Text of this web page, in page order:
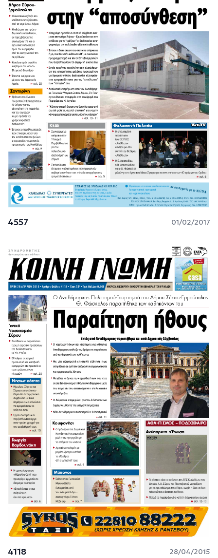
4557 01/02/2017
4118 28/04/2015